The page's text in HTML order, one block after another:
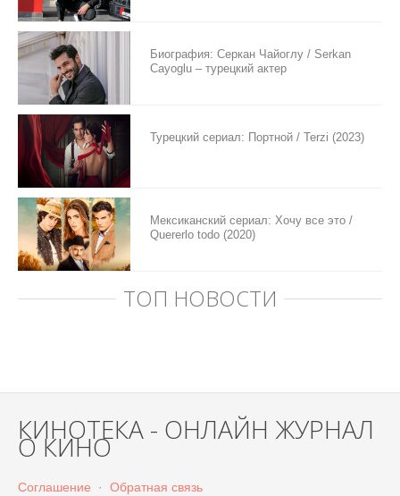
Биография: Серкан Чайоглу / Serkan
Cayoglu – турецкий актер
Турецкий сериал: Портной / Terzi (2023)
Мексиканский сериал: Хочу все это /
Quererlo todo (2020)
ТОП НОВОСТИ
КИНОТЕКА - ОНЛАЙН ЖУРНАЛ
О КИНО
Соглашение · Обратная связь